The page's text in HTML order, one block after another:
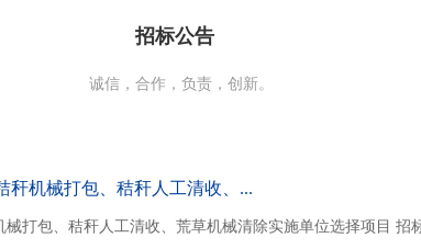
招标公告
诚信，合作，负责，创新。
秆机械打包、秸秆人工清收、...
打包、秸秆人工清收、荒草机械清除实施单位选择项目